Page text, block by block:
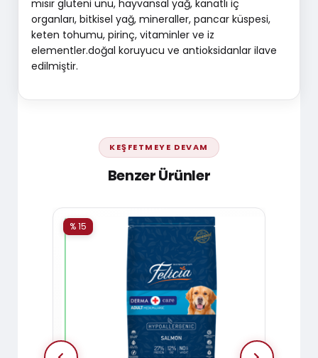
mısır gluteni unu, hayvansal yağ, kanatlı iç
organları, bitkisel yağ, mineraller, pancar küspesi,
keten tohumu, pirinç, vitaminler ve iz
elementler.doğal koruyucu ve antioksidanlar ilave
edilmiştir.
KEŞFETMEYE DEVAM
Benzer Ürünler
% 15